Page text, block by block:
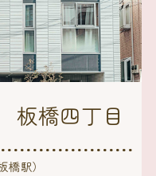
板橋四丁目
駅）